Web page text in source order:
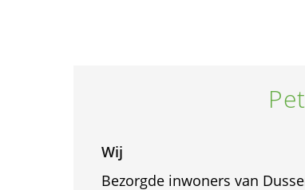
Wij
Bezorgde inwoners van